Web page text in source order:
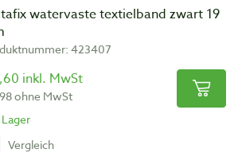
watervaste textielband zwart 19
423407
inkl. MwSt
ohne MwSt
Vergleich